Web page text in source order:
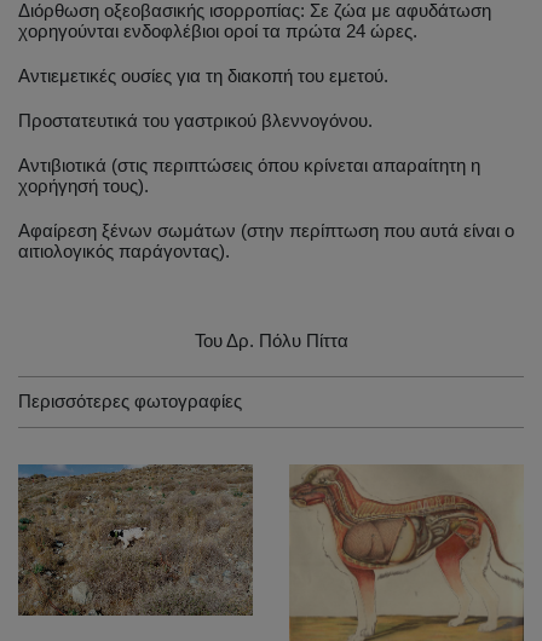
Διόρθωση οξεοβασικής ισορροπίας: Σε ζώα με αφυδάτωση
χορηγούνται ενδοφλέβιοι οροί τα πρώτα 24 ώρες.
Αντιεμετικές ουσίες για τη διακοπή του εμετού.
Προστατευτικά του γαστρικού βλεννογόνου.
Αντιβιοτικά (στις περιπτώσεις όπου κρίνεται απαραίτητη η
χορήγησή τους).
Αφαίρεση ξένων σωμάτων (στην περίπτωση που αυτά είναι ο
αιτιολογικός παράγοντας).
Του Δρ. Πόλυ Πίττα
Περισσότερες φωτογραφίες